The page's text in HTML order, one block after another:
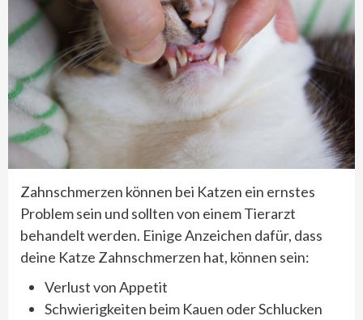
Zahnschmerzen können bei Katzen ein ernstes
Problem sein und sollten von einem Tierarzt
behandelt werden. Einige Anzeichen dafür, dass
deine Katze Zahnschmerzen hat, können sein:
Verlust von Appetit
Schwierigkeiten beim Kauen oder Schlucken